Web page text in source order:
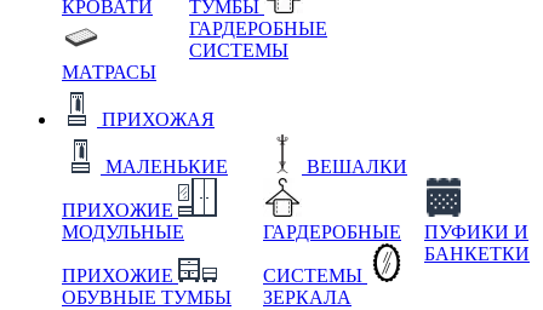
КРОВАТИ
МАТРАСЫ
ТУМБЫ
ГАРДЕРОБНЫЕ
СИСТЕМЫ
ПРИХОЖАЯ
МАЛЕНЬКИЕ
ПРИХОЖИЕ
МОДУЛЬНЫЕ
ПРИХОЖИЕ
ОБУВНЫЕ ТУМБЫ
ВЕШАЛКИ
ГАРДЕРОБНЫЕ
СИСТЕМЫ
ЗЕРКАЛА
ПУФИКИ И
БАНКЕТКИ